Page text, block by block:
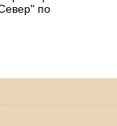
по